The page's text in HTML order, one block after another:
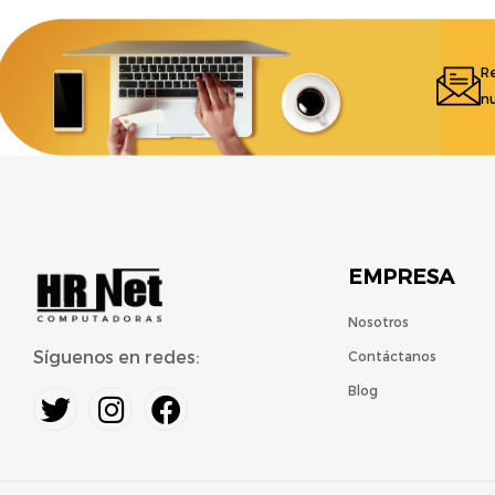
Síguenos en redes:
EMPRESA
Nosotros
Contáctanos
Blog